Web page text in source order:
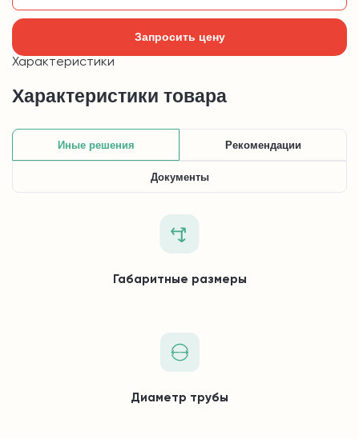
Запросить цену
Характеристики
Характеристики товара
Иные решения Рекомендации
Документы
Габаритные размеры
Диаметр трубы